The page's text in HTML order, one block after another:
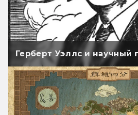
Герберт Уэллс и научный